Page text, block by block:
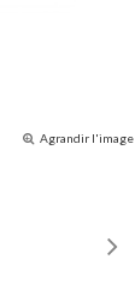
Agrandir l'image